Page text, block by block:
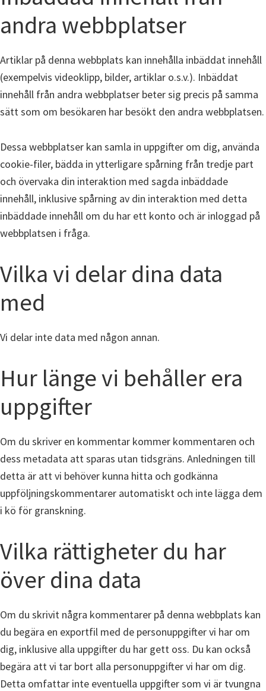
andra webbplatser
Artiklar på denna webbplats kan innehålla inbäddat innehåll
(exempelvis videoklipp, bilder, artiklar o.s.v.). Inbäddat
innehåll från andra webbplatser beter sig precis på samma
sätt som om besökaren har besökt den andra webbplatsen.
Dessa webbplatser kan samla in uppgifter om dig, använda
cookie-filer, bädda in ytterligare spårning från tredje part
och övervaka din interaktion med sagda inbäddade
innehåll, inklusive spårning av din interaktion med detta
inbäddade innehåll om du har ett konto och är inloggad på
webbplatsen i fråga.
Vilka vi delar dina data
med
Vi delar inte data med någon annan.
Hur länge vi behåller era
uppgifter
Om du skriver en kommentar kommer kommentaren och
dess metadata att sparas utan tidsgräns. Anledningen till
detta är att vi behöver kunna hitta och godkänna
uppföljningskommentarer automatiskt och inte lägga dem
i kö för granskning.
Vilka rättigheter du har
över dina data
Om du skrivit några kommentarer på denna webbplats kan
du begära en exportfil med de personuppgifter vi har om
dig, inklusive alla uppgifter du har gett oss. Du kan också
begära att vi tar bort alla personuppgifter vi har om dig.
Detta omfattar inte eventuella uppgifter som vi är tvungna